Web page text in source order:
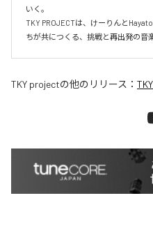
いく。
TKY PROJECTは、けーりんと
ちが共につくる、挑戦と再出発の音
TKY projectの他のリリース：